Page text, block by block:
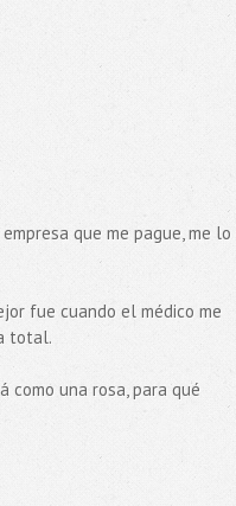
que me pague, me lo
fue cuando el médico me
total.
como una rosa, para qué